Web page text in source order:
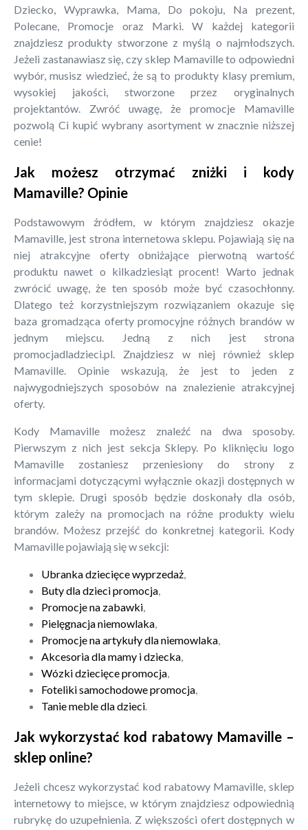
Dziecko, Wyprawka, Mama, Do pokoju, Na prezent,
Polecane, Promocje oraz Marki. W każdej kategorii
znajdziesz produkty stworzone z myślą o najmłodszych.
Jeżeli zastanawiasz się, czy sklep Mamaville to odpowiedni
wybór, musisz wiedzieć, że są to produkty klasy premium,
wysokiej jakości, stworzone przez oryginalnych
projektantów. Zwróć uwagę, że promocje Mamaville
pozwolą Ci kupić wybrany asortyment w znacznie niższej
cenie!
Jak możesz otrzymać zniżki i kody
Mamaville? Opinie
Podstawowym źródłem, w którym znajdziesz okazje
Mamaville, jest strona internetowa sklepu. Pojawiają się na
niej atrakcyjne oferty obniżające pierwotną wartość
produktu nawet o kilkadziesiąt procent! Warto jednak
zwrócić uwagę, że ten sposób może być czasochłonny.
Dlatego też korzystniejszym rozwiązaniem okazuje się
baza gromadząca oferty promocyjne różnych brandów w
jednym miejscu. Jedną z nich jest strona
promocjadladzieci.pl. Znajdziesz w niej również sklep
Mamaville. Opinie wskazują, że jest to jeden z
najwygodniejszych sposobów na znalezienie atrakcyjnej
oferty.
Kody Mamaville możesz znaleźć na dwa sposoby.
Pierwszym z nich jest sekcja Sklepy. Po kliknięciu logo
Mamaville zostaniesz przeniesiony do strony z
informacjami dotyczącymi wyłącznie okazji dostępnych w
tym sklepie. Drugi sposób będzie doskonały dla osób,
którym zależy na promocjach na różne produkty wielu
brandów. Możesz przejść do konkretnej kategorii. Kody
Mamaville pojawiają się w sekcji:
Ubranka dziecięce wyprzedaż,
Buty dla dzieci promocja,
Promocje na zabawki,
Pielęgnacja niemowlaka,
Promocje na artykuły dla niemowlaka,
Akcesoria dla mamy i dziecka,
Wózki dziecięce promocja,
Foteliki samochodowe promocja,
Tanie meble dla dzieci.
Jak wykorzystać kod rabatowy Mamaville –
sklep online?
Jeżeli chcesz wykorzystać kod rabatowy Mamaville, sklep
internetowy to miejsce, w którym znajdziesz odpowiednią
rubrykę do uzupełnienia. Z większości ofert dostępnych w